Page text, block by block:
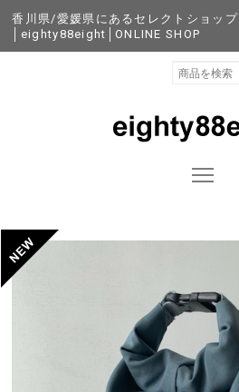
香川県/愛媛県にあるセレクトショップ
│eighty88eight│ONLINE SHOP